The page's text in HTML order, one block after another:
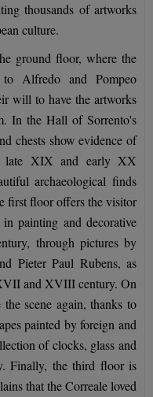
thousands of artworks
culture.
ground floor, where the
Alfredo and Pompeo
will to have the artworks
In the Hall of Sorrento's
chests show evidence of
late XIX and early XX
archaeological finds
first floor offers the visitor
painting and decorative
through pictures by
Pieter Paul Rubens, as
and XVIII century. On
scene again, thanks to
painted by foreign and
of clocks, glass and
Finally, the third floor is
that the Correale loved